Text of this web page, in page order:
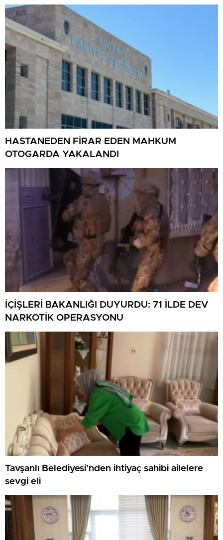
HASTANEDEN FİRAR EDEN MAHKUM
OTOGARDA YAKALANDI
İÇİŞLERİ BAKANLIĞI DUYURDU: 71 İLDE DEV
NARKOTİK OPERASYONU
Tavşanlı Belediyesi’nden ihtiyaç sahibi ailelere
sevgi eli